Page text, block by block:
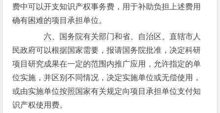
费中可以开支知识产权事务费，用于补助负担上述费用
确有困难的项目承担单位。
六、国务院有关部门和省、自治区、直辖市人
民政府可以根据国家需要，报请国务院批准，决定科研
项目研究成果在一定的范围内推广应用，允许指定的单
位实施，并区别不同情况，决定实施单位或无偿使用，
或由实施单位按照国家有关规定向项目承担单位支付知
识产权使用费。